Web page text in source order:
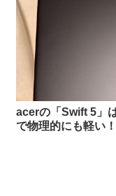
acerの「Swift 5」
で物理的にも軽い！